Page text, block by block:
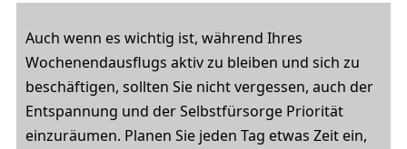
Auch wenn es wichtig ist, während Ihres
Wochenendausflugs aktiv zu bleiben und sich zu
beschäftigen, sollten Sie nicht vergessen, auch der
Entspannung und der Selbstfürsorge Priorität
einzuräumen. Planen Sie jeden Tag etwas Zeit ein,